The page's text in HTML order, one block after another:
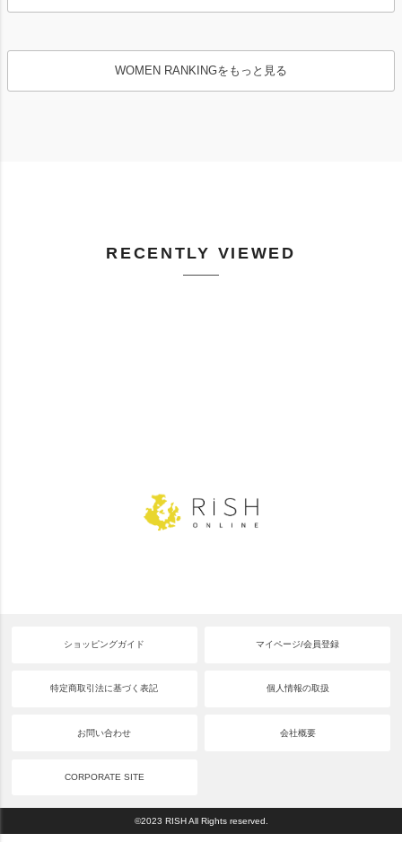
WOMEN RANKINGをもっと見る
RECENTLY VIEWED
ショッピングガイド マイページ/会員登録
特定商取引法に基づく表記 個人情報の取扱
お問い合わせ 会社概要
CORPORATE SITE
©2023 RISH All Rights reserved.